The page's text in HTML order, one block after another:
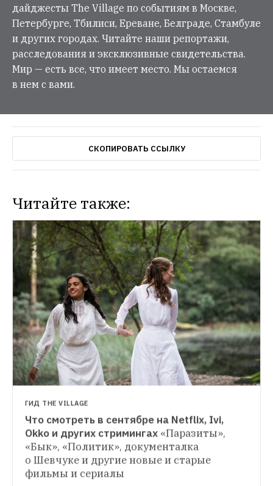
дайджесты The Village по событиям в Москве,
Петербурге, Тбилиси, Ереване, Белграде, Стамбуле
и других городах. Читайте наши репортажи,
расследования и эксклюзивные свидетельства.
Мир — есть все, что имеет место. Мы остаемся
в нем с вами.
СКОПИРОВАТЬ ССЫЛКУ
Читайте также:
НОВОСТИ
От «Леона» до «Криминального чтива»:
Постеры с героями фильмов в Петербурге
Плакаты создали художники из «АК
Галереи». Их выставят на фестивале
«Питер, я люблю тебя»
ПЛАНЫ НА СЕЗОН
27 фильмов осени «Джокер», «Щегол»,
«Давай разведемся!» и другие фильмы,
ради которых этой осенью стоит
выбраться в кинотеатр
ГИД THE VILLAGE
Что смотреть в сентябре на Netflix, Ivi,
Okko и других стримингах «Паразиты»,
«Бык», «Политик», документалка
о Шевчуке и другие новые и старые
фильмы и сериалы